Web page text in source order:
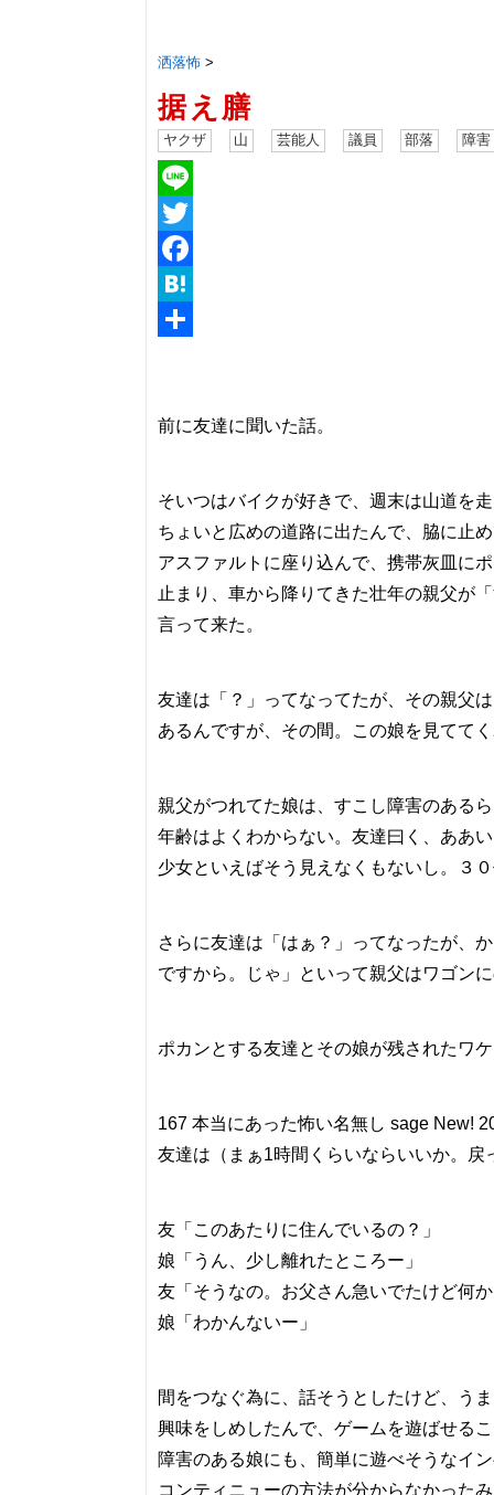
洒落怖 >
据え膳
ヤクザ 山 芸能人 議員 部落 障害
Line
Twitter
Facebook
Hatena
前に友達に聞いた話。
そいつはバイクが好きで、週末は山道を
ちょいと広めの道路に出たんで、脇に止
アスファルトに座り込んで、携帯灰皿に
止まり、車から降りてきた壮年の親父が
言って来た。
友達は「？」ってなってたが、その親父
あるんですが、その間。この娘を見てて
親父がつれてた娘は、すこし障害のある
年齢はよくわからない。友達曰く、ああ
少女といえばそう見えなくもないし。３
さらに友達は「はぁ？」ってなったが、
ですから。じゃ」といって親父はワゴン
ポカンとする友達とその娘が残されたワ
167 本当にあった怖い名無し sage New!
友達は（まぁ1時間くらいならいいか。
友「このあたりに住んでいるの？」
娘「うん、少し離れたところー」
友「そうなの。お父さん急いでたけど何
娘「わかんないー」
間をつなぐ為に、話そうとしたけど、う
興味をしめしたんで、ゲームを遊ばせる
障害のある娘にも、簡単に遊べそうなイ
コンティニューの方法が分からなかった